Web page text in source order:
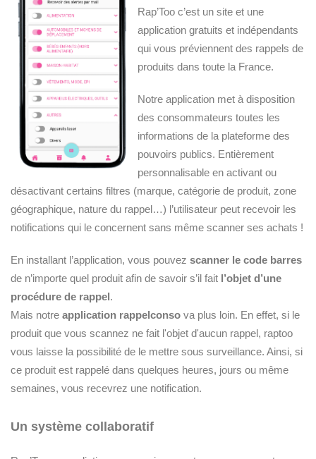
Rap’Too c’est un site et une
application gratuits et indépendants
qui vous préviennent des rappels de
produits dans toute la France.
Notre application met à disposition
des consommateurs toutes les
informations de la plateforme des
pouvoirs publics. Entièrement
personnalisable en activant ou
désactivant certains filtres (marque, catégorie de produit, zone
géographique, nature du rappel…) l’utilisateur peut recevoir les
notifications qui le concernent sans même scanner ses achats !
En installant l’application, vous pouvez scanner le code barres
de n’importe quel produit afin de savoir s’il fait l’objet d’une
procédure de rappel .
Mais notre application rappelconso va plus loin. En effet, si le
produit que vous scannez ne fait l'objet d'aucun rappel, raptoo
vous laisse la possibilité de le mettre sous surveillance. Ainsi, si
ce produit est rappelé dans quelques heures, jours ou même
semaines, vous recevrez une notification.
Un système collaboratif